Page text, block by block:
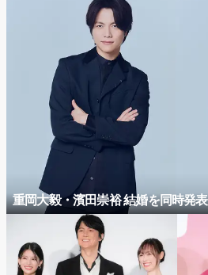
重岡大毅・濱田崇裕 結婚を同時発表